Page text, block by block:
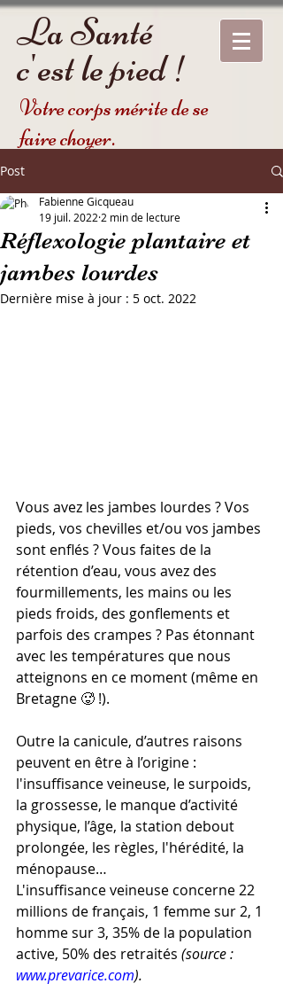
La Santé
c'est le pied !
Votre corps mérite de se
faire choyer.
Post
Réflexologie plantaire et
jambes lourdes
Fabienne Gicqueau
19 juil. 2022 2 min de lecture
Dernière mise à jour : 5 oct. 2022
Vous avez les jambes lourdes ? Vos
pieds, vos chevilles et/ou vos jambes
sont enflés ? Vous faites de la
rétention d’eau, vous avez des
fourmillements, les mains ou les
pieds froids, des gonflements et
parfois des crampes ? Pas étonnant
avec les températures que nous
atteignons en ce moment (même en
Bretagne 🥵 !).
Outre la canicule, d’autres raisons
peuvent en être à l’origine :
l'insuffisance veineuse, le surpoids,
la grossesse, le manque d’activité
physique, l’âge, la station debout
prolongée, les règles, l'hérédité, la
ménopause…
L'insuffisance veineuse concerne 22
millions de français, 1 femme sur 2, 1
homme sur 3, 35% de la population
active, 50% des retraités (source :
www.prevarice.com).